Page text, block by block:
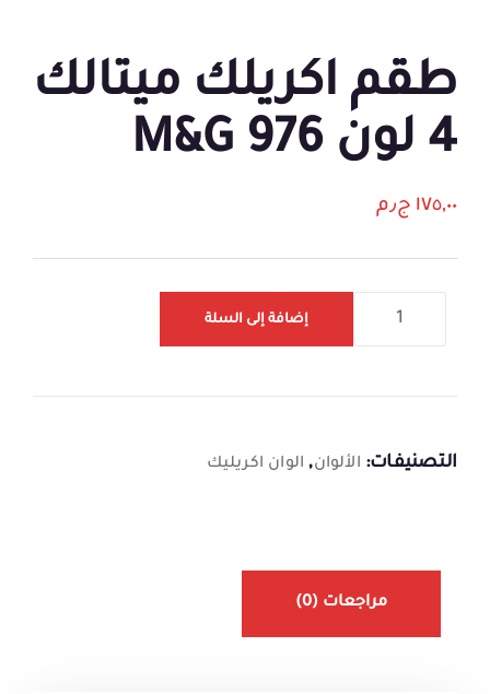
طقم اكريلك ميتالك
4 لون 976 M&G
١٧٥,٠٠ ج٫م
إضافة إلى السلة
التصنيفات: الألوان, الوان اكريليك
مراجعات (0)